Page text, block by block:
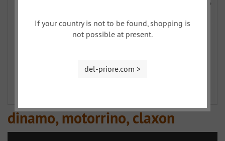
dinamo, motorrino, claxon
If your country is not to be found, shopping is
not possible at present.
del-priore.com >